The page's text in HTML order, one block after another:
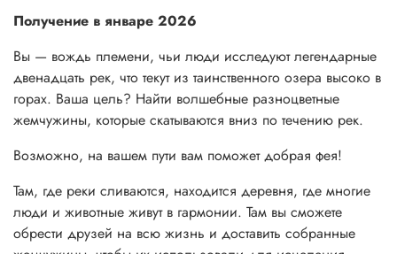
Получение в январе 2026
Вы — вождь племени, чьи люди исследуют легендарные
двенадцать рек, что текут из таинственного озера высоко в
горах. Ваша цель? Найти волшебные разноцветные
жемчужины, которые скатываются вниз по течению рек.
Возможно, на вашем пути вам поможет добрая фея!
Там, где реки сливаются, находится деревня, где многие
люди и животные живут в гармонии. Там вы сможете
обрести друзей на всю жизнь и доставить собранные